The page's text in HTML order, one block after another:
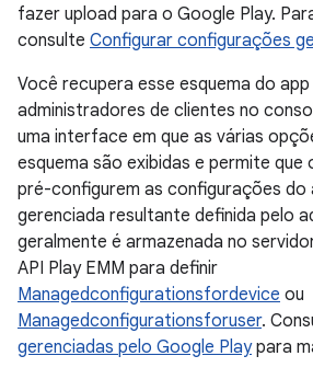
fazer upload para o Google Play.
consulte Configurar configurações
Você recupera esse esquema do
administradores de clientes no
uma interface em que as várias
esquema são exibidas e permite que
pré-configurem as configurações do
gerenciada resultante definida pelo
geralmente é armazenada no
API Play EMM para definir
Managedconfigurationsfordevice ou
Managedconfigurationsforuser.
gerenciadas pelo Google Playpara